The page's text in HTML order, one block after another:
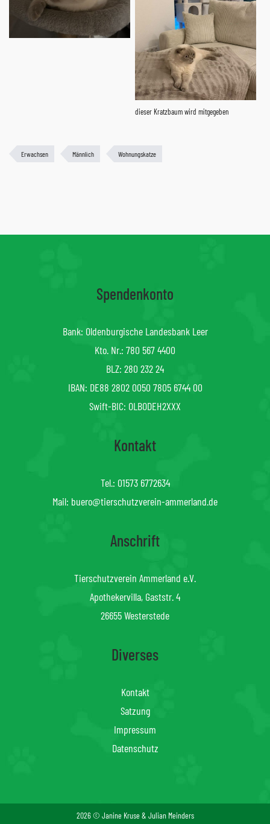
dieser Kratzbaum wird mitgegeben
Erwachsen Männlich Wohnungskatze
Spendenkonto
Bank: Oldenburgische Landesbank Leer
Kto. Nr.: 780 567 4400
BLZ: 280 232 24
IBAN: DE88 2802 0050 7805 6744 00
Swift-BIC: OLBODEH2XXX
Kontakt
Tel.: 01573 6772634
Mail: buero@tierschutzverein-ammerland.de
Anschrift
Tierschutzverein Ammerland e.V.
Apothekervilla, Gaststr. 4
26655 Westerstede
Diverses
Kontakt
Satzung
Impressum
Datenschutz
2026 © Janine Kruse & Julian Meinders